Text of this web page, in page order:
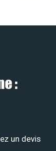
:
un devis